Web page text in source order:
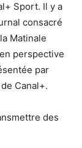
Sport. Il y a
consacré
Matinale
perspective
par
Canal+.
des